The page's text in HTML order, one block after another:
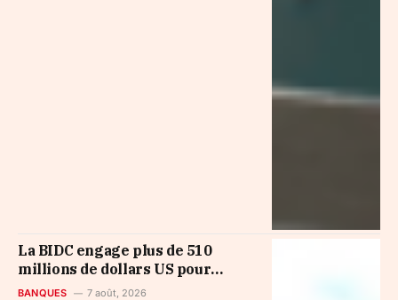
La BIDC engage plus de 510
millions de dollars US pour
accélérer le développement en
BANQUES 7 août, 2026